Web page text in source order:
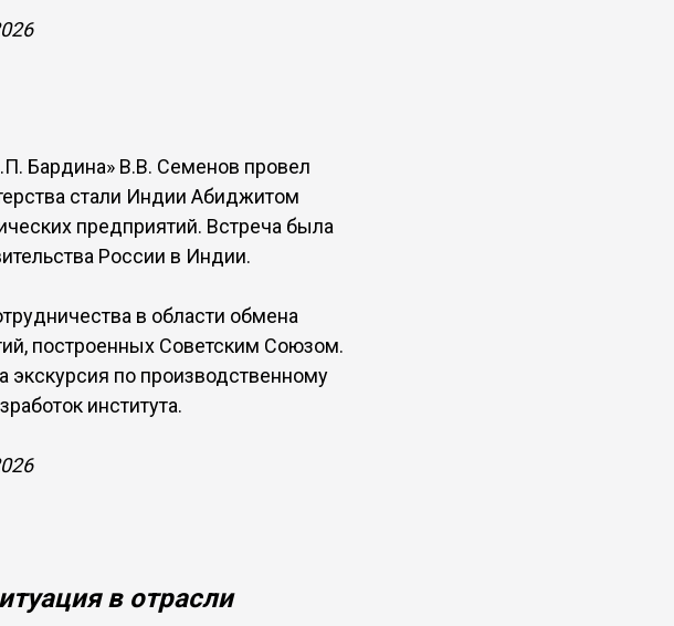
Бардина» В.В. Семенов провел
стали Индии Абиджитом
предприятий. Встреча была
России в Индии.
в области обмена
построенных Советским Союзом.
по производственному
института.
в отрасли